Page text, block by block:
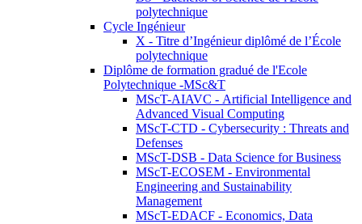
polytechnique
Cycle Ingénieur
X - Titre d’Ingénieur diplômé de l’École
polytechnique
Diplôme de formation gradué de l'Ecole
Polytechnique -MSc&T
MScT-AIAVC - Artificial Intelligence and
Advanced Visual Computing
MScT-CTD - Cybersecurity : Threats and
Defenses
MScT-DSB - Data Science for Business
MScT-ECOSEM - Environmental
Engineering and Sustainability
Management
MScT-EDACF - Economics, Data